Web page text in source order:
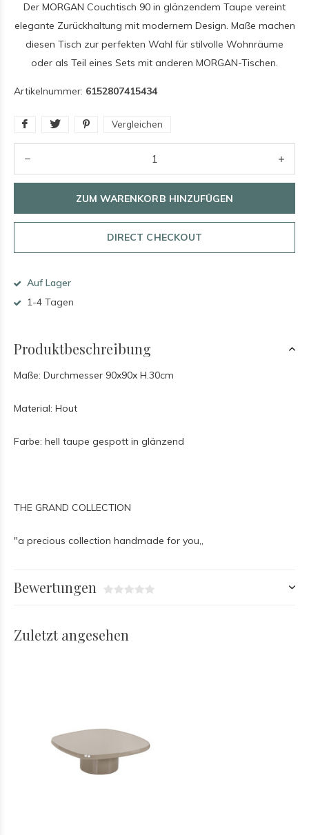
Der MORGAN Couchtisch 90 in glänzendem Taupe vereint
elegante Zurückhaltung mit modernem Design. Maße machen
diesen Tisch zur perfekten Wahl für stilvolle Wohnräume
oder als Teil eines Sets mit anderen MORGAN-Tischen.
Artikelnummer: 6152807415434
Vergleichen
ZUM WARENKORB HINZUFÜGEN
DIRECT CHECKOUT
Auf Lager
1-4 Tagen
Produktbeschreibung
Maße: Durchmesser 90x90x H.30cm
Material: Hout
Farbe: hell taupe gespott in glänzend
THE GRAND COLLECTION
"a precious collection handmade for you,,
Bewertungen
Zuletzt angesehen